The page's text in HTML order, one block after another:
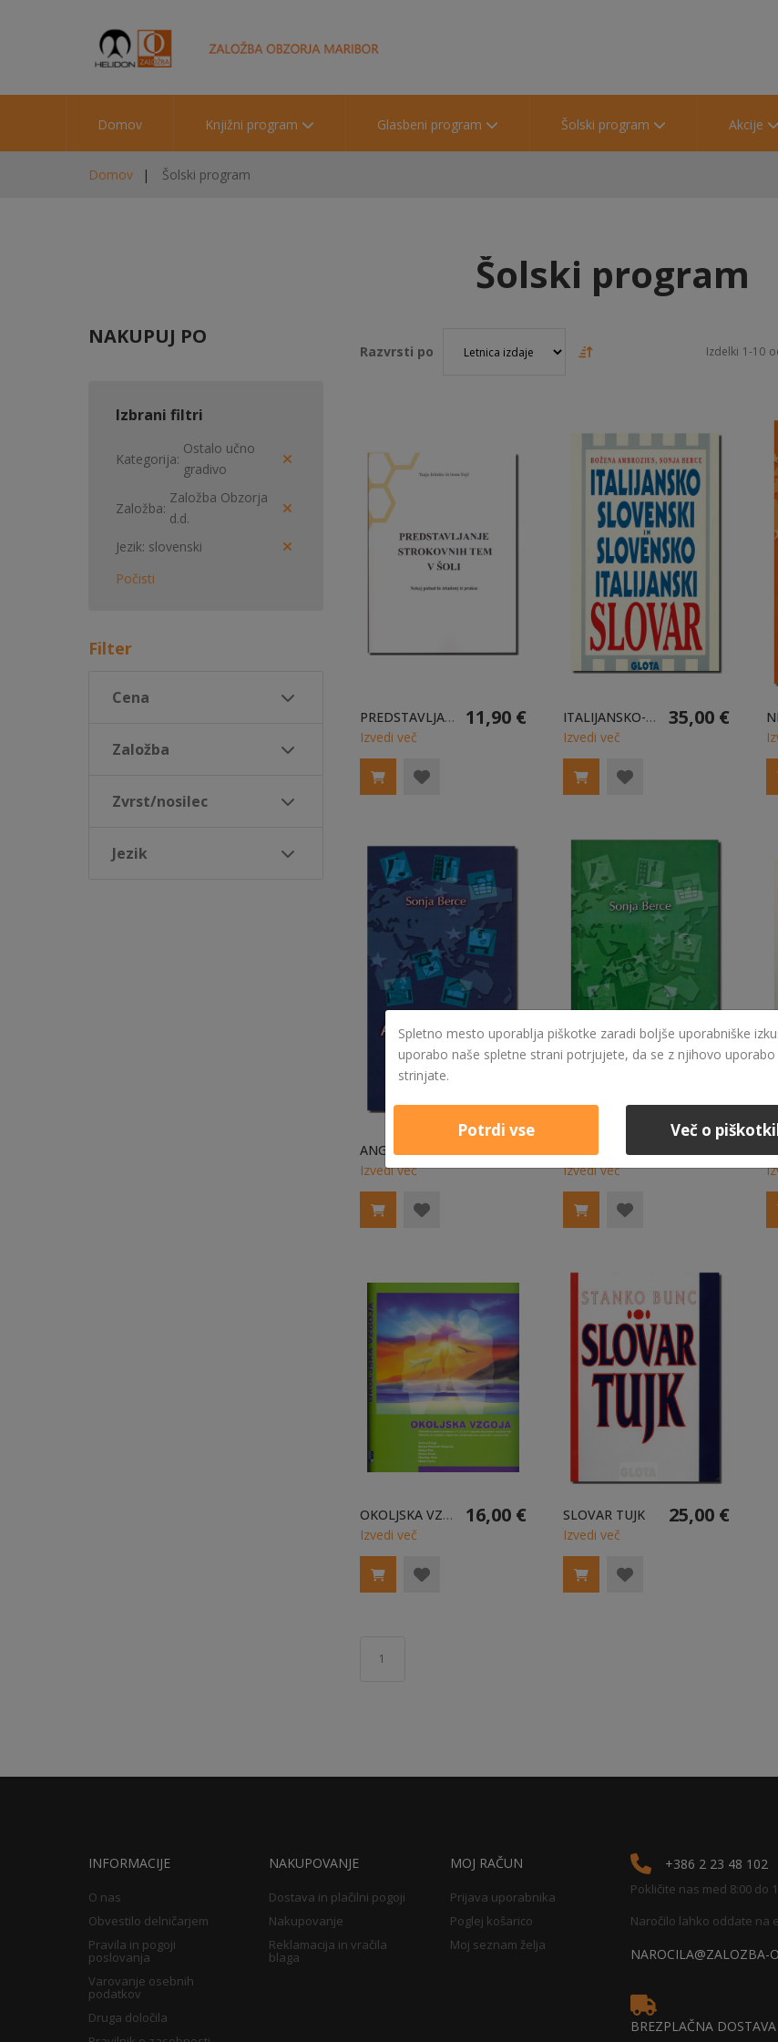
Domov Knjižni program Glasbeni program Šolski program Akcije
Domov Šolski program
Šolski program
Razvrsti po Izdelki 1-10
PREDSTAVLJANJE STROKOVNIH TEM V ŠOLI 11,90 €
Izvedi več
ITALIJANSKO-SLOVENSKI IN SLOVENSKO-ITALIJANSKI SLOVAR 35,00 €
Izvedi več
10,00 €
Izvedi več
10,00 €
Izvedi več
OKOLJSKA VZGOJA 16,00 €
Izvedi več
SLOVAR TUJK 25,00 €
Izvedi več
1
NAKUPUJ PO
Izbrani filtri
Kategorija
Ostalo učno
gradivo
Založba
Založba Obzorja
d.d.
Jezik slovenski
Počisti
Filter
Cena
Založba
Zvrst/nosilec
Jezik
INFORMACIJE
O nas
Obvestilo delničarjem
Pravila in pogoji
poslovanja
Varovanje osebnih
podatkov
Druga določila
NAKUPOVANJE
Dostava in plačilni pogoji
Nakupovanje
Reklamacija in vračila
blaga
MOJ RAČUN
Prijava uporabnika
Poglej košarico
Moj seznam želja
+386 2 23 48 102
Pokličite nas med 8:00 do
Naročilo lahko oddate na
NAROCILA@ZALOZBA-
BREZPLAČNA
Spletno mesto uporablja piškotke zaradi boljše uporabniške
uporabo naše spletne strani potrjujete, da se z njihovo uporabo
strinjate.
Potrdi vse Več o